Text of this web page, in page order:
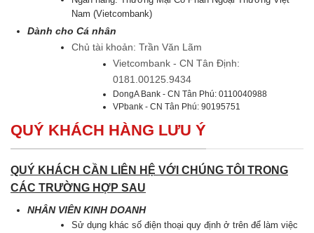
Nam (Vietcombank)
Dành cho Cá nhân
Chủ tài khoản: Trần Văn Lãm
Vietcombank - CN Tân Định:
0181.00125.9434
DongA Bank - CN Tân Phú: 0110040988
VPbank - CN Tân Phú: 90195751
QUÝ KHÁCH HÀNG LƯU Ý
QUÝ KHÁCH CẦN LIÊN HỆ VỚI CHÚNG TÔI TRONG
CÁC TRƯỜNG HỢP SAU
NHÂN VIÊN KINH DOANH
Sử dụng khác số điện thoại quy định ở trên để làm việc